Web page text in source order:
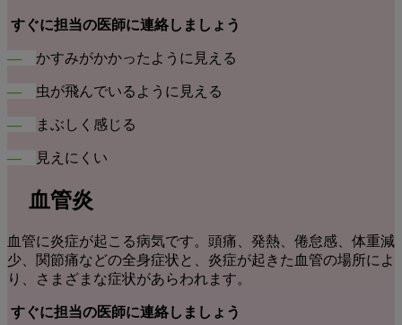
すぐに担当の医師に連絡しましょう
― かすみがかかったように見える
― 虫が飛んでいるように見える
― まぶしく感じる
― 見えにくい
血管炎
血管に炎症が起こる病気です。頭痛、発熱、倦怠感、体重減
少、関節痛などの全身症状と、炎症が起きた血管の場所によ
り、さまざまな症状があらわれます。
すぐに担当の医師に連絡しましょう